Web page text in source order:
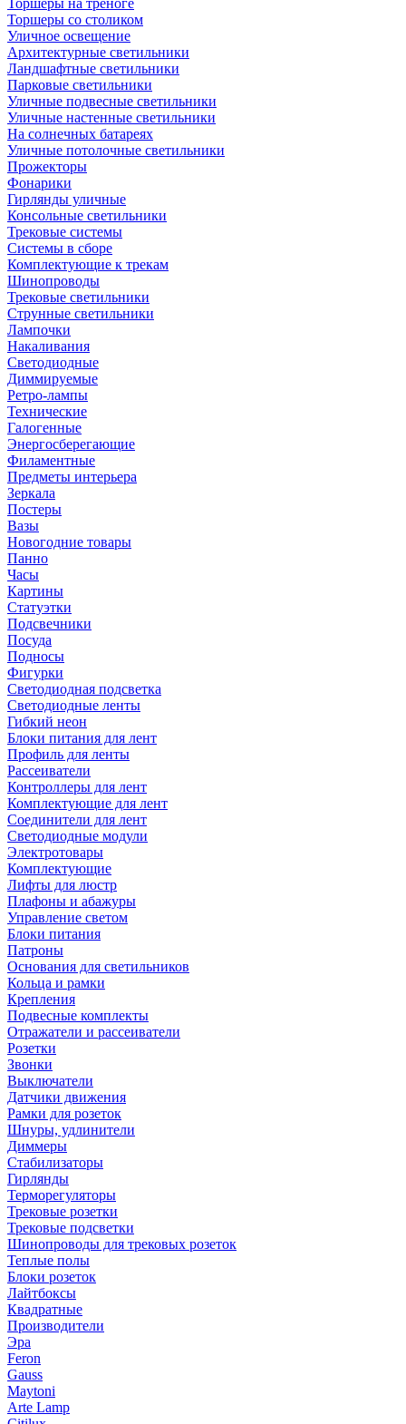
Торшеры на треноге
Торшеры со столиком
Уличное освещение
Архитектурные светильники
Ландшафтные светильники
Парковые светильники
Уличные подвесные светильники
Уличные настенные светильники
На солнечных батареях
Уличные потолочные светильники
Прожекторы
Фонарики
Гирлянды уличные
Консольные светильники
Трековые системы
Системы в сборе
Комплектующие к трекам
Шинопроводы
Трековые светильники
Струнные светильники
Лампочки
Накаливания
Светодиодные
Диммируемые
Ретро-лампы
Технические
Галогенные
Энергосберегающие
Филаментные
Предметы интерьера
Зеркала
Постеры
Вазы
Новогодние товары
Панно
Часы
Картины
Статуэтки
Подсвечники
Посуда
Подносы
Фигурки
Светодиодная подсветка
Светодиодные ленты
Гибкий неон
Блоки питания для лент
Профиль для ленты
Рассеиватели
Контроллеры для лент
Комплектующие для лент
Соединители для лент
Светодиодные модули
Электротовары
Комплектующие
Лифты для люстр
Плафоны и абажуры
Управление светом
Блоки питания
Патроны
Основания для светильников
Кольца и рамки
Крепления
Подвесные комплекты
Отражатели и рассеиватели
Розетки
Звонки
Выключатели
Датчики движения
Рамки для розеток
Шнуры, удлинители
Диммеры
Стабилизаторы
Гирлянды
Терморегуляторы
Трековые розетки
Трековые подсветки
Шинопроводы для трековых розеток
Теплые полы
Блоки розеток
Лайтбоксы
Квадратные
Производители
Эра
Feron
Gauss
Maytoni
Arte Lamp